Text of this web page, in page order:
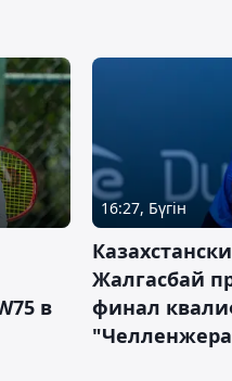
в
16:27, Бүгін
Жалгасбай
финал